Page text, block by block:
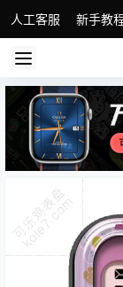
人工客服 新手教